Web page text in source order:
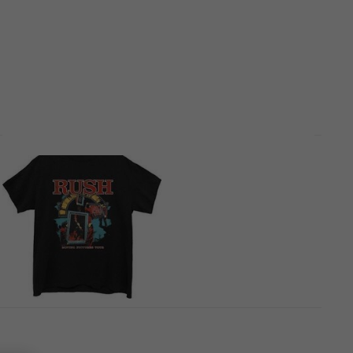
5 varianti
Rush Caress of Steel
T-krekls
18,60 € 19,80 €
Ir noliktavā